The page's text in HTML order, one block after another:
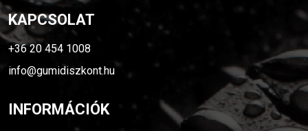
KAPCSOLAT
+36 20 454 1008
info@gumidiszkont.hu
INFORMÁCIÓK